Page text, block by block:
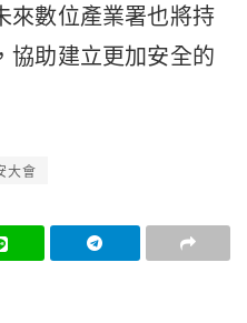
來數位產業署也將持
協助建立更加安全的
大會